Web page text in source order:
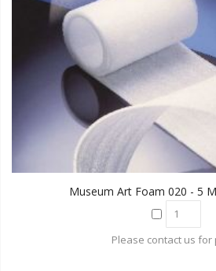
Museum Art Foam 020 - 5
Please contact us for